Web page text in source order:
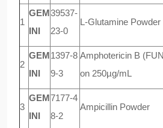
1
GEM
INI
39537-
23-0
L-Glutamine Powder
2
GEM
INI
1397-8
9-3
Amphotericin B
on 250µg/mL
3
GEM
INI
7177-4
8-2
Ampicillin Powder